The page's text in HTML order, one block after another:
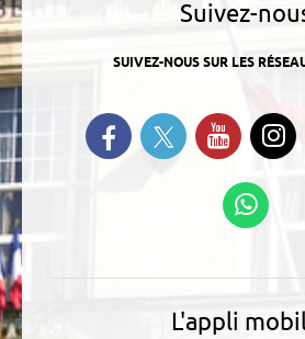
Suivez-
SUIVEZ-NOUS SUR LES
Retrouvez-nous sur
Suivez-nous
L'appli